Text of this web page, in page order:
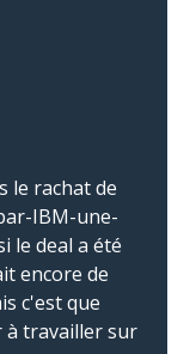
le rachat de
IBM-une-
le deal a été
encore de
c'est que
à travailler sur